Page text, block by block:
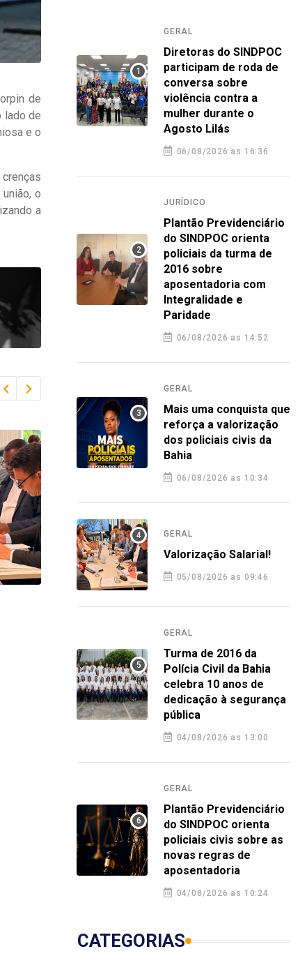
de
lado de
e o
o
a
GERAL
Turma de 2016 da Polícia Civil da
Bahia celebra 10 anos de
dedicação à segurança pública
4 agosto 2026 12:58
GERAL
Diretoras do SINDPOC
participam de roda de
conversa sobre
violência contra a
mulher durante o
Agosto Lilás
06/08/2026 as 16:36
JURÍDICO
Plantão Previdenciário
do SINDPOC orienta
policiais da turma de
2016 sobre
aposentadoria com
Integralidade e
Paridade
06/08/2026 as 14:52
GERAL
Mais uma conquista que
reforça a valorização
dos policiais civis da
Bahia
06/08/2026 as 10:34
GERAL
Valorização Salarial!
05/08/2026 as 09:46
GERAL
Turma de 2016 da
Polícia Civil da Bahia
celebra 10 anos de
dedicação à segurança
pública
04/08/2026 as 13:00
GERAL
Plantão Previdenciário
do SINDPOC orienta
policiais civis sobre as
novas regras de
aposentadoria
04/08/2026 as 10:24
CATEGORIAS